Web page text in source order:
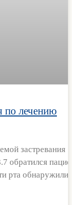
по лечению
застревания
обратился
рта обнаружили